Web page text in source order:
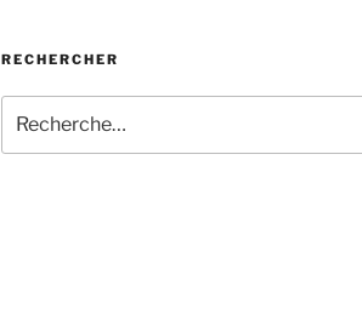
RECHERCHER
pour
: